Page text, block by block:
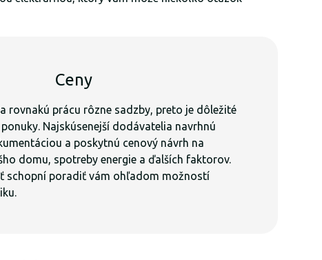
Ceny
rovnakú prácu rôzne sadzby, preto je dôležité
Najskúsenejší dodávatelia navrhnú
a poskytnú cenový návrh na
domu, spotreby energie a ďalších faktorov.
schopní poradiť vám ohľadom možností